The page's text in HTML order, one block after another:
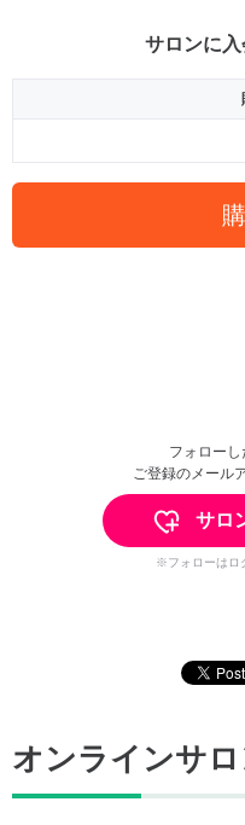
サロンに
フォローし
ご登録のメール
サロ
※フォローはロ
オンラインサ